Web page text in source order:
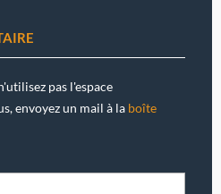
pas l'espace
envoyez un mail à la boîte